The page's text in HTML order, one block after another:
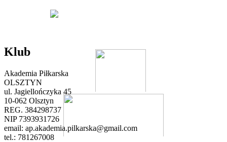
Klub
Akademia Piłkarska
OLSZTYN
ul. Jagiellończyka 45
10-062 Olsztyn
REG. 384298737
NIP 7393931726
email: ap.akademia.pilkarska@gmail.com
tel.: 781267008